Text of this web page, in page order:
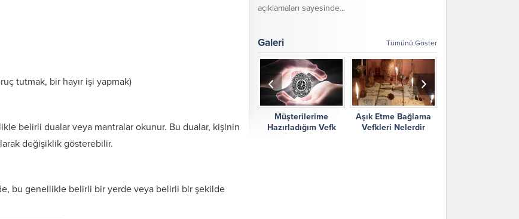
tutmak, bir hayır işi yapmak)
belirli dualar veya mantralar okunur. Bu dualar, kişinin
değişiklik gösterebilir.
bu genellikle belirli bir yerde veya belirli bir şekilde
açıklamaları sayesinde...
Galeri Tümünü Göster
Tılsımlar
Gerekli Malzemeler
Müşterilerime
Hazırladığım Vefk
Aşık Etme Bağlama
Vefkleri Nelerdir